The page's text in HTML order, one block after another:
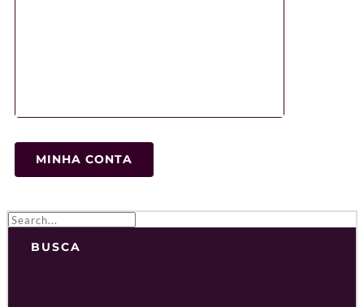
MINHA CONTA
BUSCA